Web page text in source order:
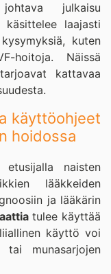
julkaisu
käsittelee laajasti
kuten
hoitoja. Näissä
kattavaa
käyttöohjeet
hoidossa
naisten
lääkkeiden
ja lääkärin
tulee käyttää
käyttö voi
tai munasarjojen